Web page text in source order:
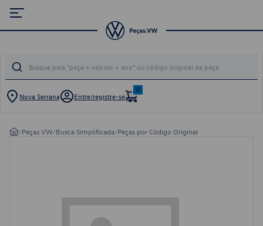
Nova Serrana Entre/registre-se
0
/Peças VW/Busca Simplificada/Peças por Código Original